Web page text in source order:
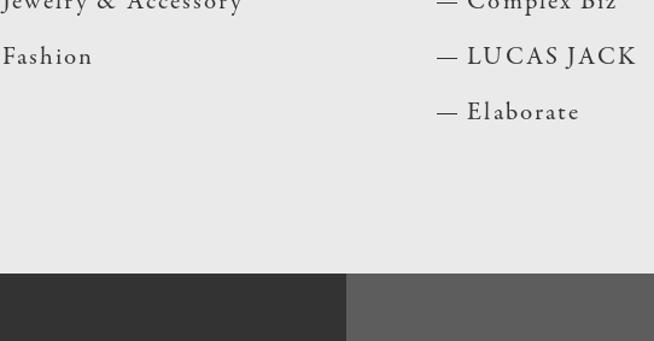
Fashion
LUCAS JACK
Elaborate